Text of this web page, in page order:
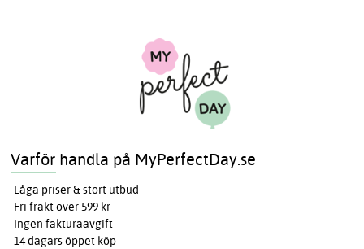
Varför handla på MyPerfectDay.se
Låga priser & stort utbud
Fri frakt över 599 kr
Ingen fakturaavgift
14 dagars öppet köp